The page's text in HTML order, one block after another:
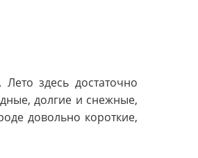
здесь достаточно
долгие и снежные,
довольно короткие,